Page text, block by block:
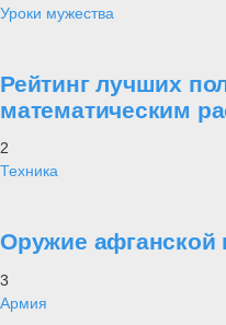
Уроки мужества
Рейтинг лучших
математическим
2
Техника
Оружие афганской
3
Армия